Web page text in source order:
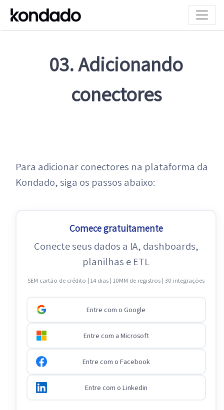
03. Adicionando
conectores
Para adicionar conectores na plataforma da
Kondado, siga os passos abaixo:
Comece gratuitamente
Conecte seus dados a IA, dashboards,
planilhas e ETL
SEM cartão de crédito | 14 dias | 10MM de registros | 30 integrações
Entre com o Google
Entre com a Microsoft
Entre com o Facebook
Entre com o Linkedin